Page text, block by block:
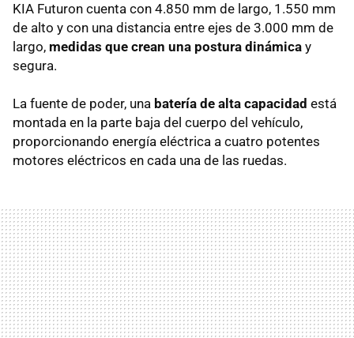
KIA Futuron cuenta con 4.850 mm de largo, 1.550 mm
de alto y con una distancia entre ejes de 3.000 mm de
largo, medidas que crean una postura dinámica y
segura.
La fuente de poder, una batería de alta capacidad está
montada en la parte baja del cuerpo del vehículo,
proporcionando energía eléctrica a cuatro potentes
motores eléctricos en cada una de las ruedas.